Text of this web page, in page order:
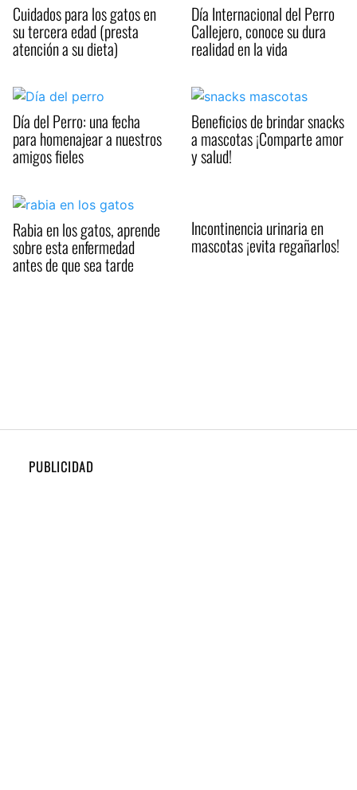
Cuidados para los gatos en
su tercera edad (presta
atención a su dieta)
Día Internacional del Perro
Callejero, conoce su dura
realidad en la vida
Día del Perro: una fecha
para homenajear a nuestros
amigos fieles
Beneficios de brindar snacks
a mascotas ¡Comparte amor
y salud!
Rabia en los gatos, aprende
sobre esta enfermedad
antes de que sea tarde
Incontinencia urinaria en
mascotas ¡evita regañarlos!
PUBLICIDAD